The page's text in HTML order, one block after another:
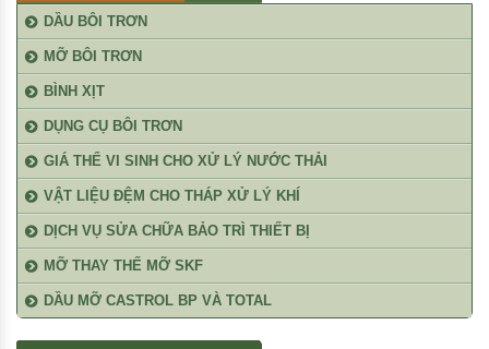
DẦU BÔI TRƠN
MỠ BÔI TRƠN
BÌNH XỊT
DỤNG CỤ BÔI TRƠN
GIÁ THỂ VI SINH CHO XỬ LÝ NƯỚC THẢI
VẬT LIỆU ĐỆM CHO THÁP XỬ LÝ KHÍ
DỊCH VỤ SỬA CHỮA BẢO TRÌ THIẾT BỊ
MỠ THAY THẾ MỠ SKF
DẦU MỠ CASTROL BP VÀ TOTAL